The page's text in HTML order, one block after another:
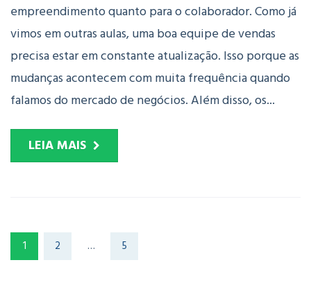
empreendimento quanto para o colaborador. Como já
vimos em outras aulas, uma boa equipe de vendas
precisa estar em constante atualização. Isso porque as
mudanças acontecem com muita frequência quando
falamos do mercado de negócios. Além disso, os...
LEIA MAIS
1 2 … 5